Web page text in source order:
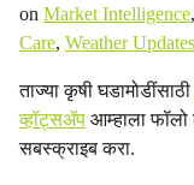
on Market Intelligence,
Care, Weather Updates
ताज्या कृषी घडामोडींसाठी
व्हॉट्सॲप आम्हाला
सबस्क्राइब करा.